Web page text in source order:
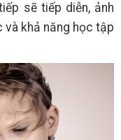
sẽ tiếp diễn, ảnh
khả năng học tập